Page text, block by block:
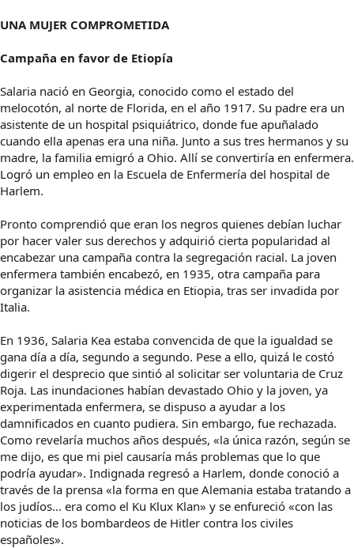
UNA MUJER COMPROMETIDA
Campaña en favor de Etiopía
Salaria nació en Georgia, conocido como el estado del
melocotón, al norte de Florida, en el año 1917. Su padre era un
asistente de un hospital psiquiátrico, donde fue apuñalado
cuando ella apenas era una niña. Junto a sus tres hermanos y su
madre, la familia emigró a Ohio. Allí se convertiría en enfermera.
Logró un empleo en la Escuela de Enfermería del hospital de
Harlem.
Pronto comprendió que eran los negros quienes debían luchar
por hacer valer sus derechos y adquirió cierta popularidad al
encabezar una campaña contra la segregación racial. La joven
enfermera también encabezó, en 1935, otra campaña para
organizar la asistencia médica en Etiopia, tras ser invadida por
Italia.
En 1936, Salaria Kea estaba convencida de que la igualdad se
gana día a día, segundo a segundo. Pese a ello, quizá le costó
digerir el desprecio que sintió al solicitar ser voluntaria de Cruz
Roja. Las inundaciones habían devastado Ohio y la joven, ya
experimentada enfermera, se dispuso a ayudar a los
damnificados en cuanto pudiera. Sin embargo, fue rechazada.
Como revelaría muchos años después, «la única razón, según se
me dijo, es que mi piel causaría más problemas que lo que
podría ayudar». Indignada regresó a Harlem, donde conoció a
través de la prensa «la forma en que Alemania estaba tratando a
los judíos... era como el Ku Klux Klan» y se enfureció «con las
noticias de los bombardeos de Hitler contra los civiles
españoles».